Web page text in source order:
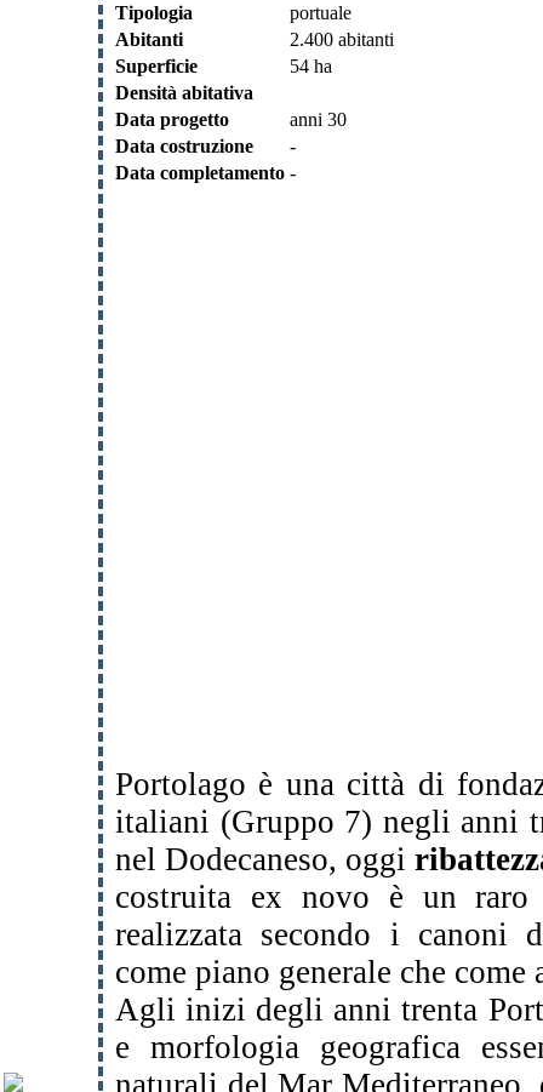
Tipologia
portuale
Abitanti
2.400 abitanti
Superficie
54 ha
Densità abitativa
Data progetto
anni 30
Data costruzione
-
Data completamento -
Portolago è una città di
italiani (Gruppo 7) negli anni
nel Dodecaneso, oggi
costruita ex novo è un raro
realizzata secondo i canoni
come piano generale che
Agli inizi degli anni trenta
e morfologia geografica
naturali del Mar Mediterraneo,